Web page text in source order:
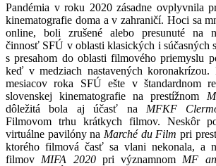
Pandémia v roku 2020 zásadne ovplyvnila
kinematografie doma a v zahraničí. Hoci sa
online, boli zrušené alebo presunuté na
činnosť SFÚ v oblasti klasických i súčasných
s presahom do oblasti filmového priemyslu
keď v medziach nastavených koronakrízou.
mesiacov roka SFÚ ešte v štandardnom
slovenskej kinematografie na prestížnom
dôležitá bola aj účasť na MFKF
Filmovom trhu krátkych filmov. Neskôr
virtuálne pavilóny na Marché du Film pri
ktorého filmová časť sa vlani nekonala, a
filmov MIFA 2020pri významnom MF